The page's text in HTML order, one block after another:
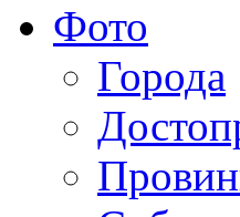
Фото
Города